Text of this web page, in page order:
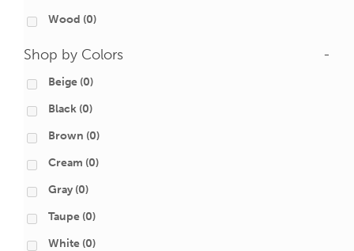
Wood (0)
Shop by Colors -
Beige (0)
Black (0)
Brown (0)
Cream (0)
Gray (0)
Taupe (0)
White (0)